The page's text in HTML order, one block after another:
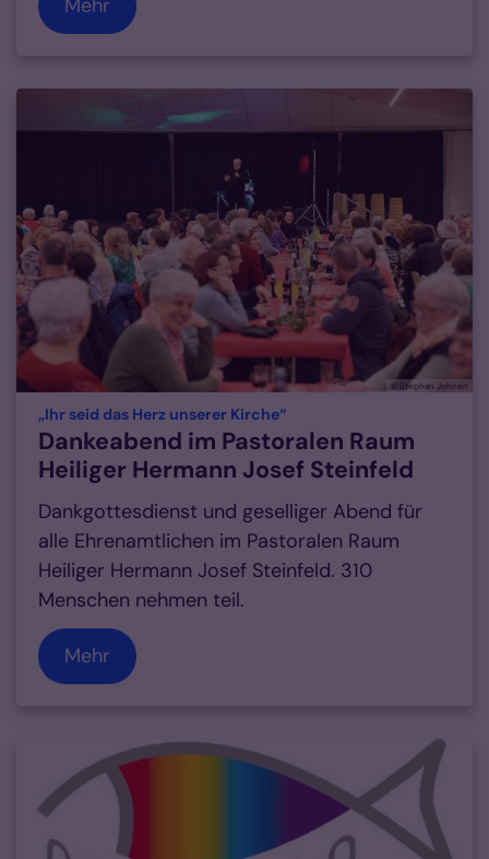
© Stephan Johnen
„Ihr seid das Herz unserer Kirche“:
Dankeabend im Pastoralen Raum
Heiliger Hermann Josef Steinfeld
Dankgottesdienst und geselliger Abend für
alle Ehrenamtlichen im Pastoralen Raum
Heiliger Hermann Josef Steinfeld. 310
Menschen nehmen teil.
Mehr